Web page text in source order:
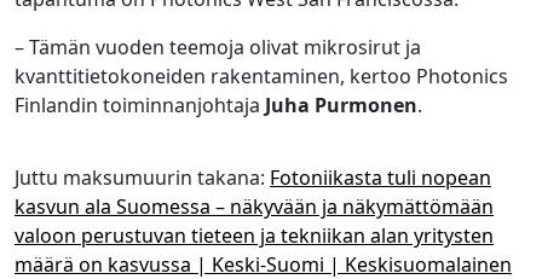
– Tämän vuoden teemoja olivat mikrosirut ja
kvanttitietokoneiden rakentaminen, kertoo Photonics
Finlandin toiminnanjohtaja Juha Purmonen.
Juttu maksumuurin takana: Fotoniikasta tuli nopean
kasvun ala Suomessa – näkyvään ja näkymättömään
valoon perustuvan tieteen ja tekniikan alan yritysten
määrä on kasvussa | Keski-Suomi | Keskisuomalainen